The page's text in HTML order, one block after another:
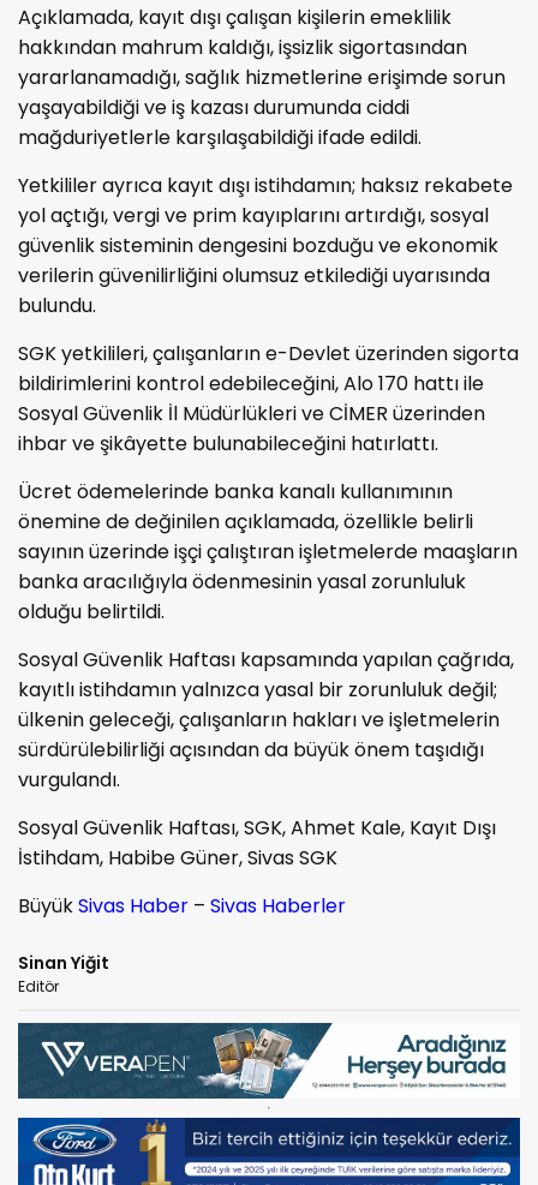
Açıklamada, kayıt dışı çalışan kişilerin emeklilik
hakkından mahrum kaldığı, işsizlik sigortasından
yararlanamadığı, sağlık hizmetlerine erişimde sorun
yaşayabildiği ve iş kazası durumunda ciddi
mağduriyetlerle karşılaşabildiği ifade edildi.
Yetkililer ayrıca kayıt dışı istihdamın; haksız rekabete
yol açtığı, vergi ve prim kayıplarını artırdığı, sosyal
güvenlik sisteminin dengesini bozduğu ve ekonomik
verilerin güvenilirliğini olumsuz etkilediği uyarısında
bulundu.
SGK yetkilileri, çalışanların e-Devlet üzerinden sigorta
bildirimlerini kontrol edebileceğini, Alo 170 hattı ile
Sosyal Güvenlik İl Müdürlükleri ve CİMER üzerinden
ihbar ve şikâyette bulunabileceğini hatırlattı.
Ücret ödemelerinde banka kanalı kullanımının
önemine de değinilen açıklamada, özellikle belirli
sayının üzerinde işçi çalıştıran işletmelerde maaşların
banka aracılığıyla ödenmesinin yasal zorunluluk
olduğu belirtildi.
Sosyal Güvenlik Haftası kapsamında yapılan çağrıda,
kayıtlı istihdamın yalnızca yasal bir zorunluluk değil;
ülkenin geleceği, çalışanların hakları ve işletmelerin
sürdürülebilirliği açısından da büyük önem taşıdığı
vurgulandı.
Sosyal Güvenlik Haftası, SGK, Ahmet Kale, Kayıt Dışı
İstihdam, Habibe Güner, Sivas SGK
BüyükSivas Haber – Sivas Haberler
Sinan Yiğit
Editör